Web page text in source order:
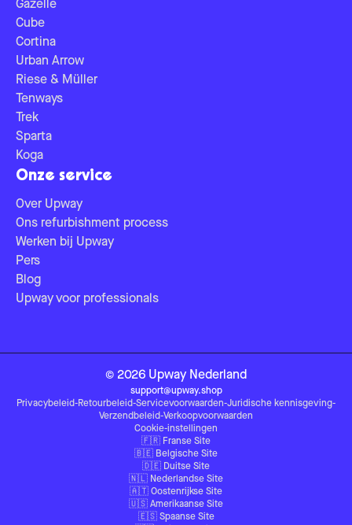
Gazelle
Cube
Cortina
Urban Arrow
Riese & Müller
Tenways
Trek
Sparta
Koga
Onze service
Over Upway
Ons refurbishment process
Werken bij Upway
Pers
Blog
Upway voor professionals
© 2026 Upway Nederland
support@upway.shop
Privacybeleid-Retourbeleid-Servicevoorwaarden-Juridische kennisgeving-
Verzendbeleid-Verkoopvoorwaarden
Cookie-instellingen
🇫🇷 Franse Site
🇧🇪 Belgische Site
🇩🇪 Duitse Site
🇳🇱 Nederlandse Site
🇦🇹 Oostenrijkse Site
🇺🇸 Amerikaanse Site
🇪🇸 Spaanse Site